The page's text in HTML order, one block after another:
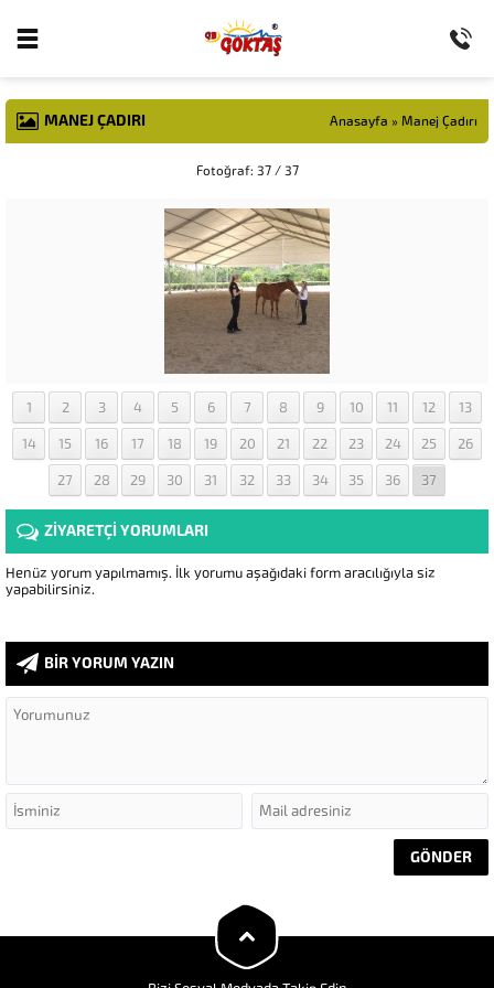
MANEJ ÇADIRI Anasayfa » Manej Çadırı
Fotoğraf: 37 / 37
1 2 3 4 5 6 7 8 9 10 11 12 13
14 15 16 17 18 19 20 21 22 23 24 25 26
27 28 29 30 31 32 33 34 35 36 37
ZİYARETÇİ YORUMLARI
Henüz yorum yapılmamış. İlk yorumu aşağıdaki form aracılığıyla siz
yapabilirsiniz.
BİR YORUM YAZIN